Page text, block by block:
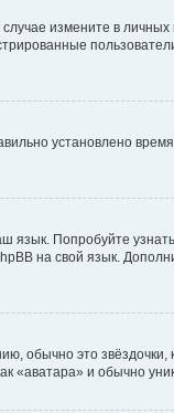
измените в личных
установлено
язык. Попробуйте
на свой язык.
обычно это звёздочки,
и обычно